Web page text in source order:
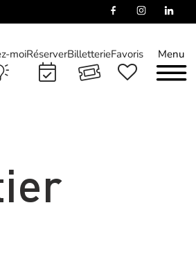
Menu
moiRéserverBilletterieFavoris